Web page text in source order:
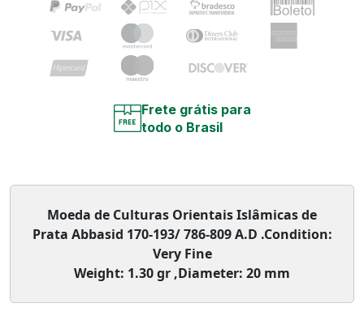
Frete grátis para
todo o Brasil
Moeda de Culturas Orientais Islâmicas de
Prata Abbasid 170-193/ 786-809 A.D .Condition:
Very Fine
Weight: 1.30 gr ,Diameter: 20 mm